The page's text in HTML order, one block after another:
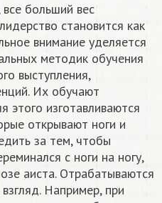
больший вес
становится как
внимание уделяется
методик обучения
выступления,
Их обучают
этого изготавливаются
открывают ноги и
за тем, чтобы
с ноги на ногу,
аиста. Отрабатываются
Например, при